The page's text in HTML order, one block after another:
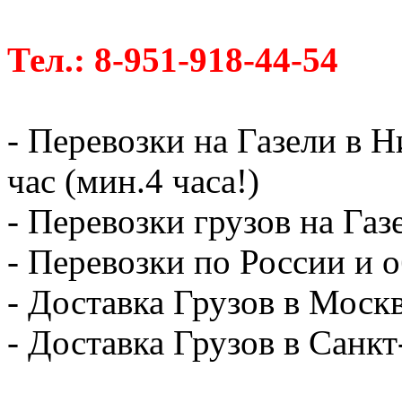
Тел.: 8-951-918-44-54
- Перевозки на Газели в
час (мин.4 часа!)
- Перевозки грузов на
- Перевозки по России и
- Доставка Грузов в
- Доставка Грузов в